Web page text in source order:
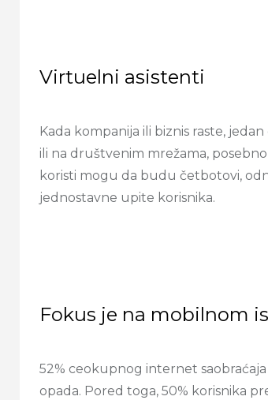
Virtuelni asistenti
Kada kompanija ili biznis raste,
ili na društvenim mrežama,
koristi mogu da budu četbotovi,
jednostavne upite korisnika.
Fokus je na mobilnom
52% ceokupnog internet
opada. Pored toga, 50% korisnika